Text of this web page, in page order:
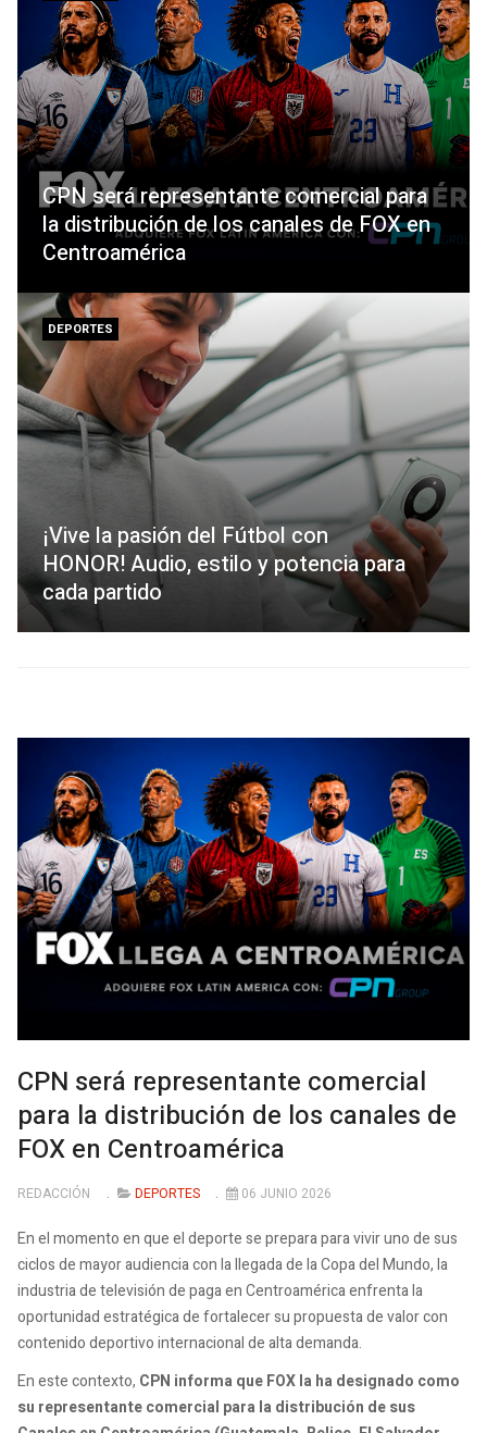
CPN será representante comercial para
la distribución de los canales de FOX en
Centroamérica
DEPORTES
¡Vive la pasión del Fútbol con
HONOR! Audio, estilo y potencia para
cada partido
CPN será representante comercial
para la distribución de los canales de
FOX en Centroamérica
REDACCIÓN DEPORTES 06 JUNIO 2026
En el momento en que el deporte se prepara para vivir uno de sus
ciclos de mayor audiencia con la llegada de la Copa del Mundo, la
industria de televisión de paga en Centroamérica enfrenta la
oportunidad estratégica de fortalecer su propuesta de valor con
contenido deportivo internacional de alta demanda.
En este contexto, CPN informa que FOX la ha designado como
su representante comercial para la distribución de sus